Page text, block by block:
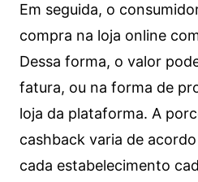
Em seguida, o
compra na loja online
Dessa forma, o valor
fatura, ou na forma de
loja da plataforma. A
cashback varia de
cada estabelecimento